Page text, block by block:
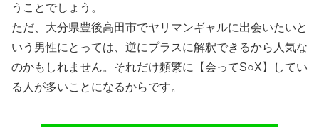
うことでしょう。
ただ、大分県豊後高田市でヤリマンギャルに出会いたいと
いう男性にとっては、逆にプラスに解釈できるから人気な
のかもしれません。それだけ頻繁に【会ってS○X】してい
る人が多いことになるからです。